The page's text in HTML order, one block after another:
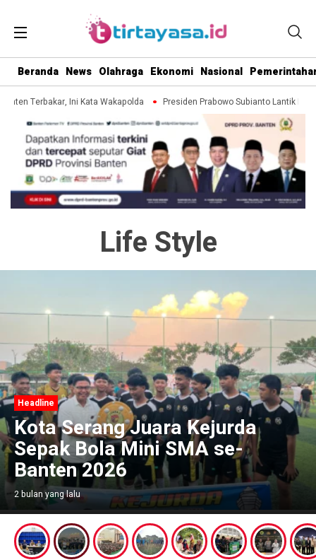
Beranda News Olahraga Ekonomi Nasional
Terbakar, Ini Kata Wakapolda Presiden Prabowo Subianto Lantik
Life Style
Headline
Kota Serang Juara Kejurda
Sepak Bola Mini SMA se-
Banten 2026
2 bulan yang lalu